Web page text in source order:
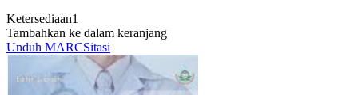
Ketersediaan1
Tambahkan ke dalam keranjang
Unduh MARCSitasi